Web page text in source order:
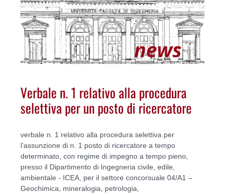
Verbale n. 1 relativo alla procedura
selettiva per un posto di ricercatore
verbale n. 1 relativo alla procedura selettiva per
l’assunzione di n. 1 posto di ricercatore a tempo
determinato, con regime di impegno a tempo pieno,
presso il Dipartimento di Ingegneria civile, edile,
ambientale - ICEA, per il settore concorsuale 04/A1 –
Geochimica, mineralogia, petrologia,